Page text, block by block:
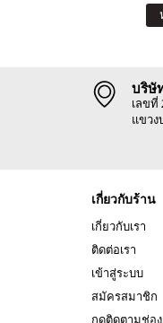
บริษั
เลขที่
แขวง
เกี่ยวกับร้าน
เกี่ยวกับเรา
ติดต่อเรา
เข้าสู่ระบบ
สมัครสมาชิก
กดติดตามช่อ